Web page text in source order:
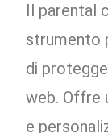
Il parental
strumento
di
web. Offre
e